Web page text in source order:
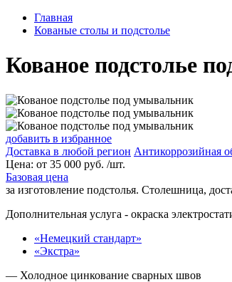
Главная
Кованые столы и подстолье
Кованое подстолье
добавить в избранное
Доставка в любой регион Антикоррозийная
Цена: от 35 000 руб. /шт.
Базовая цена
за изготовление подстолья. Столешница,
Дополнительная услуга - окраска
«Немецкий стандарт»
«Экстра»
— Холодное цинкование сварных швов